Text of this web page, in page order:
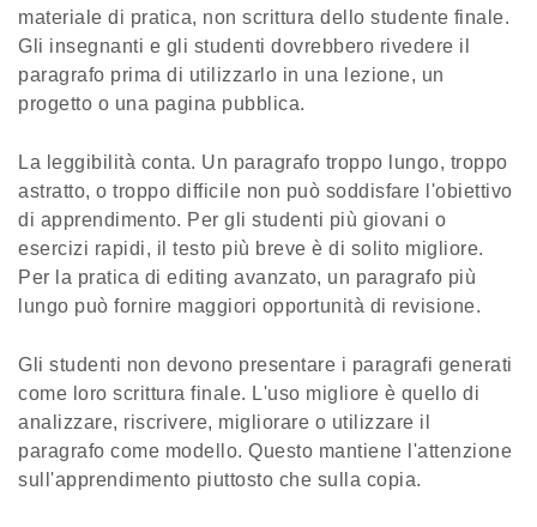
materiale di pratica, non scrittura dello studente finale.
Gli insegnanti e gli studenti dovrebbero rivedere il
paragrafo prima di utilizzarlo in una lezione, un
progetto o una pagina pubblica.
La leggibilità conta. Un paragrafo troppo lungo, troppo
astratto, o troppo difficile non può soddisfare l'obiettivo
di apprendimento. Per gli studenti più giovani o
esercizi rapidi, il testo più breve è di solito migliore.
Per la pratica di editing avanzato, un paragrafo più
lungo può fornire maggiori opportunità di revisione.
Gli studenti non devono presentare i paragrafi generati
come loro scrittura finale. L'uso migliore è quello di
analizzare, riscrivere, migliorare o utilizzare il
paragrafo come modello. Questo mantiene l'attenzione
sull'apprendimento piuttosto che sulla copia.